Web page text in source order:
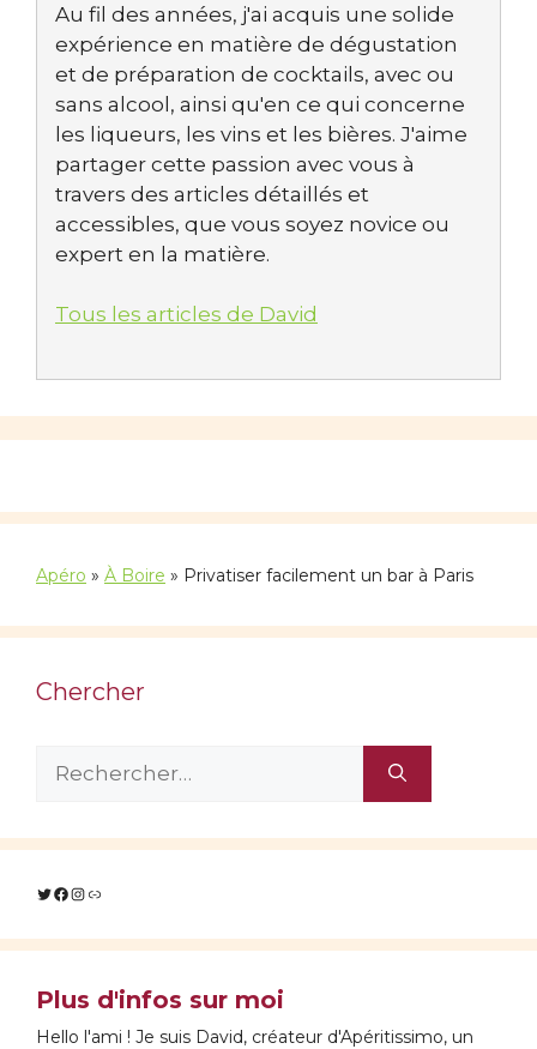
Au fil des années, j'ai acquis une solide
expérience en matière de dégustation
et de préparation de cocktails, avec ou
sans alcool, ainsi qu'en ce qui concerne
les liqueurs, les vins et les bières. J'aime
partager cette passion avec vous à
travers des articles détaillés et
accessibles, que vous soyez novice ou
expert en la matière.
Tous les articles de David
Apéro » À Boire » Privatiser facilement un bar à Paris
Chercher
Twitter
Facebook
Instagram
Lien
Plus d'infos sur moi
Hello l'ami ! Je suis David, créateur d'Apéritissimo, un